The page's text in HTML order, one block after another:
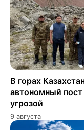
В горах
автономный
угрозой
9 августа